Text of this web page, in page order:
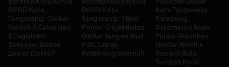
DPRD Kota
Tangerang: Golkar
Godok 3 Calon dari
8 Legislator,
Suksesor Bebas
Like or Dislike?
DPRD Kota
Tangerang: ‘Ujian
Panas’ Objektivitas
Golkar Jangan Asal
Pilih, Lepas
Politicking Internal!
Kota Tangerang
Rampung,
Didominasi Anak
Muda: Tekankan
Hindari Konflik
Internal Bidik
Tambah Kursi